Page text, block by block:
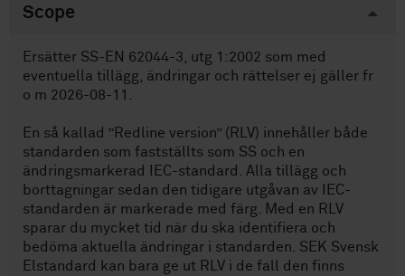
Scope
Ersätter SS-EN 62044-3, utg 1:2002 som med
eventuella tillägg, ändringar och rättelser ej gäller fr
o m 2026-08-11.
En så kallad ”Redline version” (RLV) innehåller både
standarden som fastställts som SS och en
ändringsmarkerad IEC-standard. Alla tillägg och
borttagningar sedan den tidigare utgåvan av IEC-
standarden är markerade med färg. Med en RLV
sparar du mycket tid när du ska identifiera och
bedöma aktuella ändringar i standarden. SEK Svensk
Elstandard kan bara ge ut RLV i de fall den finns